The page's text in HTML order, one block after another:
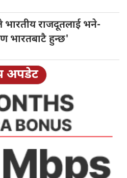
भारतीय राजदूतलाई भने-
भारतबाटै हुन्छ'
अपडेट